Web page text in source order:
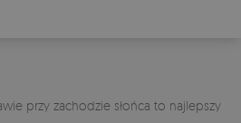
przy zachodzie słońca to najlepszy